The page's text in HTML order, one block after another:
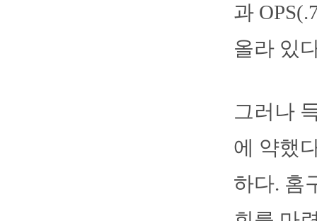
과
올라 있
그러나
에 약했
하다. 홈